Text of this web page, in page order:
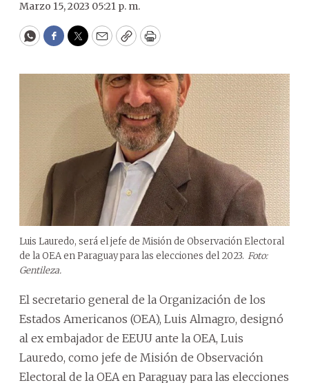
Marzo 15, 2023 05:21 p. m.
WhatsApp
Facebook
Twitter
EmailCopyPrint
Luis Lauredo, será el jefe de Misión de Observación Electoral
de la OEA en Paraguay para las elecciones del 2023. Foto:
Gentileza.
El secretario general de la Organización de los
Estados Americanos (OEA), Luis Almagro, designó
al ex embajador de EEUU ante la OEA, Luis
Lauredo, como jefe de Misión de Observación
Electoral de la OEA en Paraguay para las elecciones